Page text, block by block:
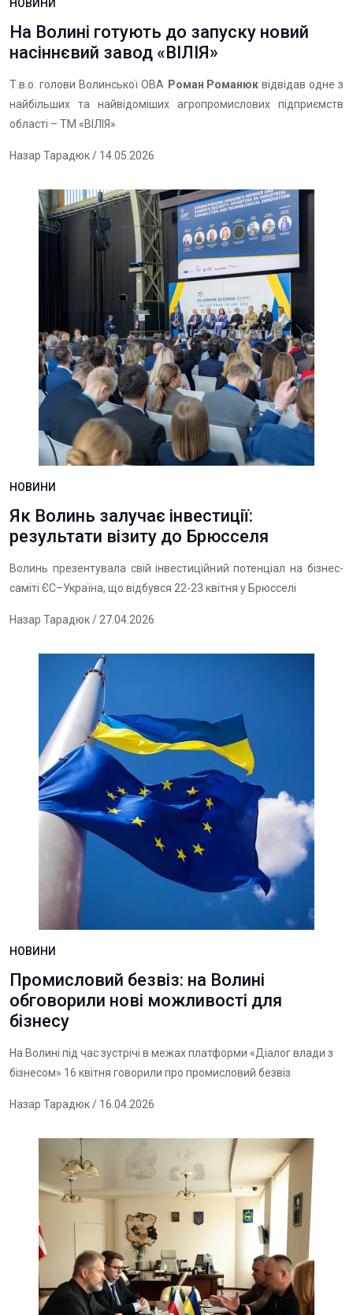
НОВИНИ
На Волині готують до запуску новий
насіннєвий завод «ВІЛІЯ»
Т.в.о. голови Волинської ОВА Роман Романюквідвідав одне з
найбільших та найвідоміших агропромислових підприємств
області – ТМ «ВІЛІЯ»
Назар Тарадюк/ 14.05.2026
НОВИНИ
Як Волинь залучає інвестиції:
результати візиту до Брюсселя
Волинь презентувала свій інвестиційний потенціал на бізнес-
саміті ЄС–Україна, що відбувся 22-23 квітня у Брюсселі
Назар Тарадюк/ 27.04.2026
НОВИНИ
Промисловий безвіз: на Волині
обговорили нові можливості для
бізнесу
На Волині під час зустрічі в межах платформи «Діалог влади з
бізнесом» 16 квітня говорили про промисловий безвіз
Назар Тарадюк/ 16.04.2026